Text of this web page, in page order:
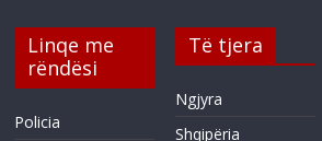
Linqe me
rëndësi
Policia
Të tjera
Ngjyra
Shqipëria